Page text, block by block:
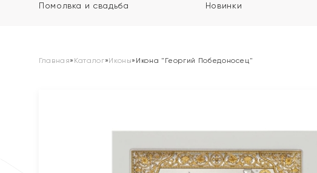
Помолвка и свадьба Новинки
Главная» Каталог»Иконы» Икона "Георгий Победоносец"